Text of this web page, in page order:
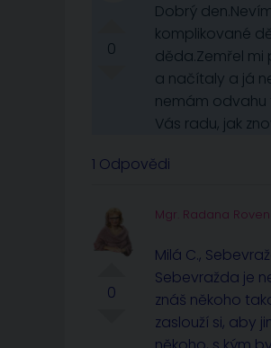
0
Dobrý
komplikované
děda.Zemřel mi
a načítaly a já
nemám odvahu
Vás radu, jak
1 Odpovědi
0
Mgr. Radana
Milá C.,
Sebevražda je
znáš někoho
zaslouží si, aby